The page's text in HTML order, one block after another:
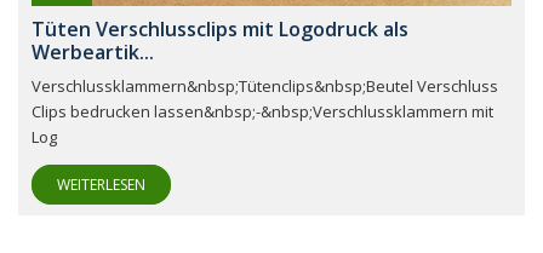
Tüten Verschlussclips mit Logodruck als
Werbeartik...
Verschlussklammern&nbsp;Tütenclips&nbsp;Beutel Verschluss
Clips bedrucken lassen&nbsp;-&nbsp;Verschlussklammern mit
Log
WEITERLESEN